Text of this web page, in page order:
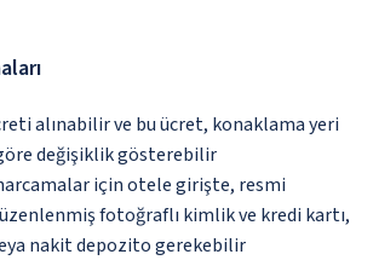
alınabilir ve bu ücret, konaklama yeri
değişiklik gösterebilir
için otele girişte, resmi
fotoğraflı kimlik ve kredi kartı,
nakit depozito gerekebilir